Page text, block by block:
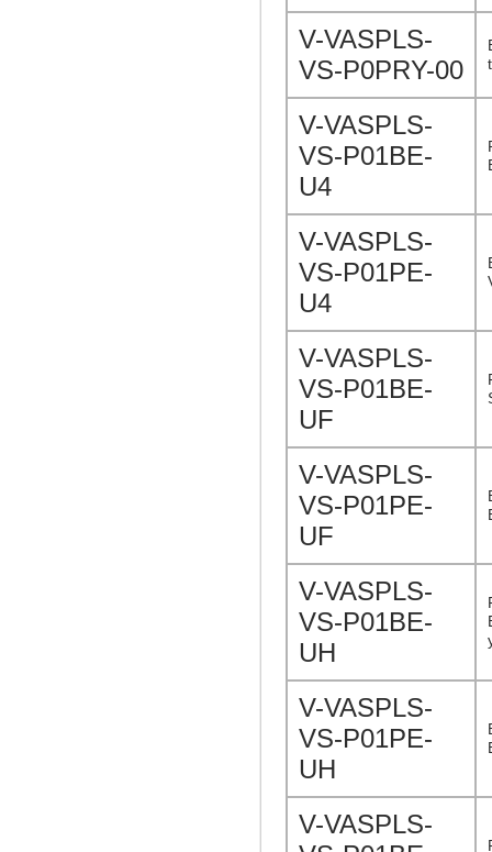
V-VASPLS-
VS-P0PRY-00
V-VASPLS-
VS-P01BE-
U4
V-VASPLS-
VS-P01PE-
U4
V-VASPLS-
VS-P01BE-
UF
V-VASPLS-
VS-P01PE-
UF
V-VASPLS-
VS-P01BE-
UH
V-VASPLS-
VS-P01PE-
UH
V-VASPLS-